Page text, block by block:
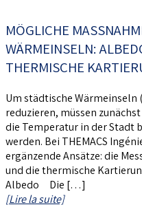
MÖGLICHE
ÄRMEINSELN:
HERMISCHE
Um städtische Wärmeinseln
reduzieren, müssen
die Temperatur in der Stadt
werden. Bei THEMACS
ergänzende Ansätze: die
und die thermische
Albedo Die […]
[Lire la suite]